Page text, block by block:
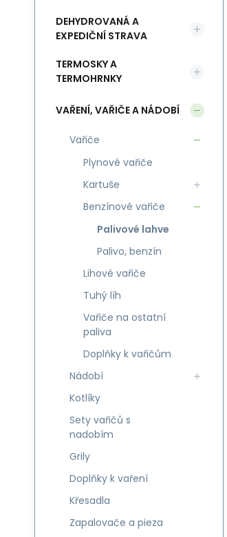
DEHYDROVANÁ A
EXPEDIČNÍ STRAVA
TERMOSKY A
TERMOHRNKY
VAŘENÍ, VAŘIČE A NÁDOBÍ
Vařiče
Plynové vařiče
Kartuše
Benzínové vařiče
Palivové lahve
Palivo, benzín
Lihové vařiče
Tuhý líh
Vařiče na ostatní
paliva
Doplňky k vařičům
Nádobí
Kotlíky
Sety vařičů s
nadobím
Grily
Doplňky k vaření
Křesadla
Zapalovače a pieza